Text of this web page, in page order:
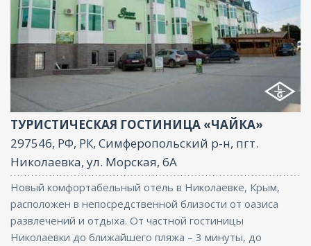
Ресторан, Бассейн, Бар, Парковка, Интернет, Баня
ТУРИСТИЧЕСКАЯ ГОСТИНИЦА «ЧАЙКА»
297546, РФ, РК, Симферопольский р-н, пгт.
Николаевка, ул. Морская, 6А
Новый комфортабельный отель в Николаевке, Крым,
расположен в непосредственной близости от оазиса
развлечений и отдыха. От частной гостиницы
Николаевки до ближайшего пляжа – 3 минуты, до